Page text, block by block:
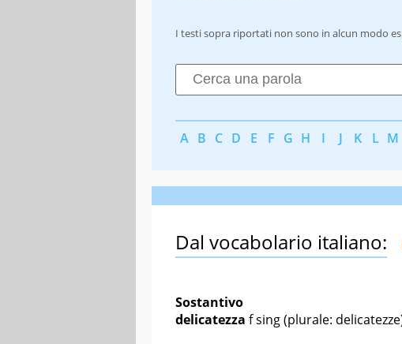
I testi sopra riportati non sono in alcun modo
A B C D E F G H I J K L M
Dal vocabolario italiano:
Sostantivo
delicatezza f sing(plurale: